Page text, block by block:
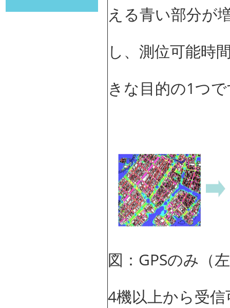
える青い部分が
し、測位可能時
きな目的の1つ
図：GPSのみ（
4機以上から受